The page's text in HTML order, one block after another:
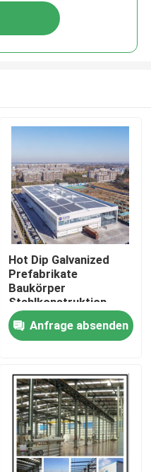
Hot Dip Galvanized
Prefabrikate
Baukörper
Stahlkonstruktion
Lagerhäuser
Anfrage absenden